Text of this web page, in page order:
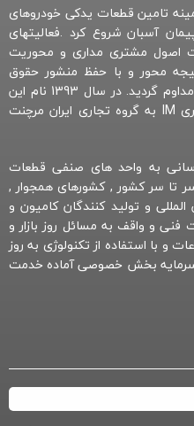
تامین قطعات یدکی خودروهای
آسبان شروع کرد .فعالیتهای
اصول مشتری مداری و محوریت
محور و با حفظ منشور حقوق
کارکنان و نیروی انسانی و مشتریان مداوم گردید. در سال 1393 نام این
مجموعه همزمان با ثبت علامت تجاری IM به گروه تجاری ایران مرچنت
به واحد های صنفی قطعات
تا سر کشور , کشورهای همجوار ,
و تولید کنندگان کامیون و
فنی و واقف به مسائل روز بازار و
و با استفاده از تکنولوژی به روز
سرمایه بخش خصوصی آماده خدمت